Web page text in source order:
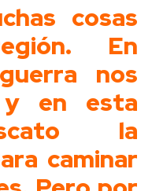
cosas
En
nos
y en esta
la
caminar